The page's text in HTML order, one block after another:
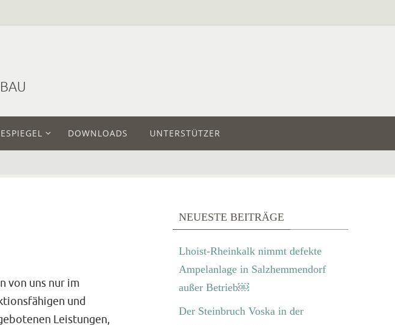
DOWNLOADS UNTERSTÜTZER
von uns nur im
und
Leistungen,
NEUESTE BEITRÄGE
Lhoist-Rheinkalk nimmt defekte
Ampelanlage in Salzhemmendorf
außer Betrieb￼
Der Steinbruch Voska in der